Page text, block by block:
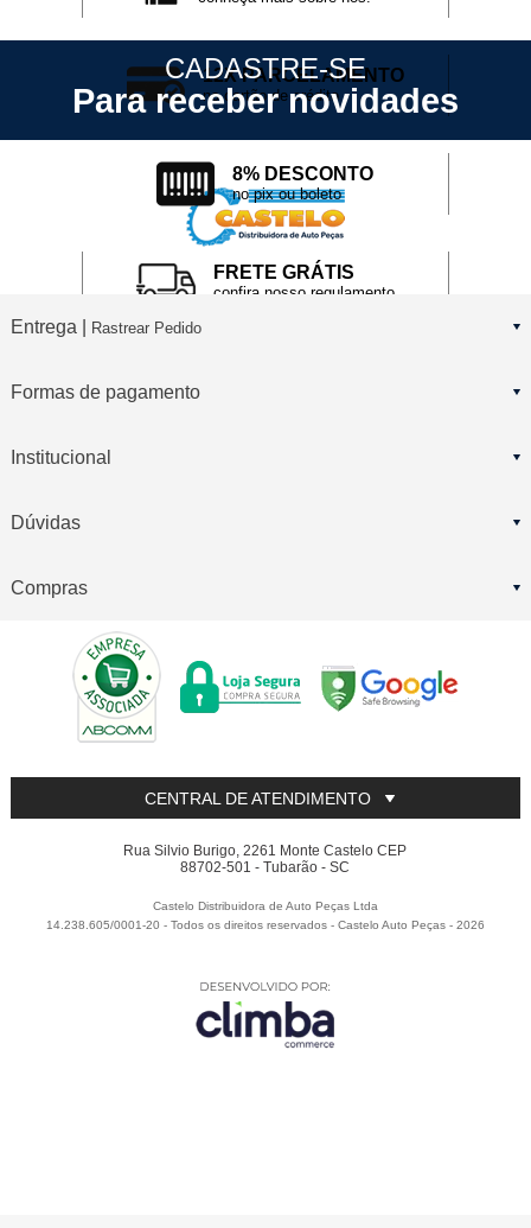
12X PARCELAMENTO
no cartão de crédito
8% DESCONTO
no pix ou boleto
FRETE GRÁTIS
confira nosso regulamento
CADASTRE-SE
Para receber novidades
Entrega | Rastrear Pedido
Formas de pagamento
Institucional
Dúvidas
Compras
CENTRAL DE ATENDIMENTO
Rua Silvio Burigo, 2261 Monte Castelo CEP
88702-501 - Tubarão - SC
Castelo Distribuidora de Auto Peças Ltda
14.238.605/0001-20 - Todos os direitos reservados -Castelo Auto Peças -2026